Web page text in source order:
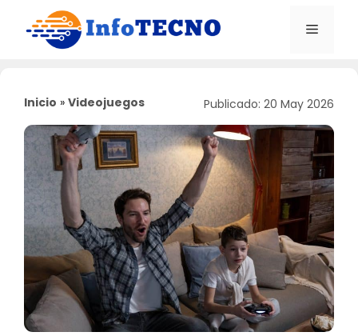
contenido
Menú
Inicio » Videojuegos Publicado: 20 May 2026